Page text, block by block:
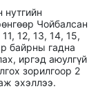
Чойбалсан
12, 13, 14, 15,
байрны гадна
иргэд аюулгүй
зорилгоор 2
эхэллээ.